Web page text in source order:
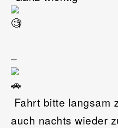
–
Fahrt bitte langsam
auch nachts wieder